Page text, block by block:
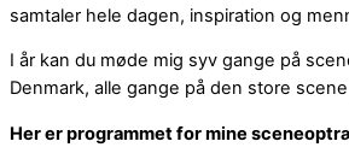
samtaler hele dagen, inspiration og
I år kan du møde mig syv gange på
Denmark, alle gange på den store
Her er programmet for mine